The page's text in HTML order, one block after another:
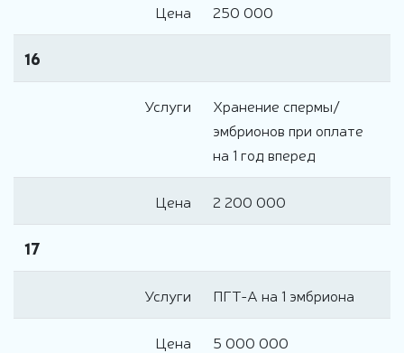
Цена 250 000
16
Услуги
Хранение спермы/
эмбрионов при оплате
на 1 год вперед
Цена 2 200 000
17
Услуги ПГТ-А на 1 эмбриона
Цена 5 000 000